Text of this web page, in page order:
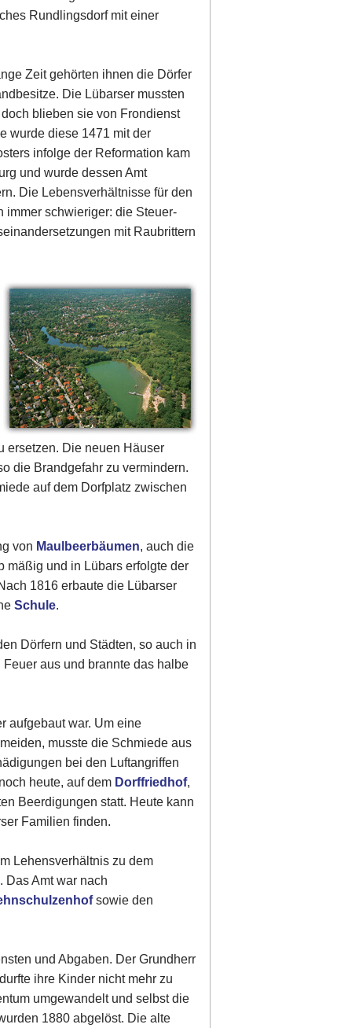
Rundlingsdorf mit einer
Zeit gehörten ihnen die Dörfer
Die Lübarser mussten
blieben sie von Frondienst
wurde diese 1471 mit der
infolge der Reformation kam
und wurde dessen Amt
Die Lebensverhältnisse für den
immer schwieriger: die Steuer-
mit Raubrittern
ersetzen. Die neuen Häuser
die Brandgefahr zu vermindern.
auf dem Dorfplatz zwischen
von Maulbeerbäumen, auch die
mäßig und in Lübars erfolgte der
1816 erbaute die Lübarser
Schule.
Dörfern und Städten, so auch in
aus und brannte das halbe
aufgebaut war. Um eine
musste die Schmiede aus
bei den Luftangriffen
noch heute, auf dem Dorffriedhof,
Beerdigungen statt. Heute kann
Familien finden.
Lehensverhältnis zu dem
Das Amt war nach
sowie den
und Abgaben. Der Grundherr
ihre Kinder nicht mehr zu
umgewandelt und selbst die
1880 abgelöst. Die alte